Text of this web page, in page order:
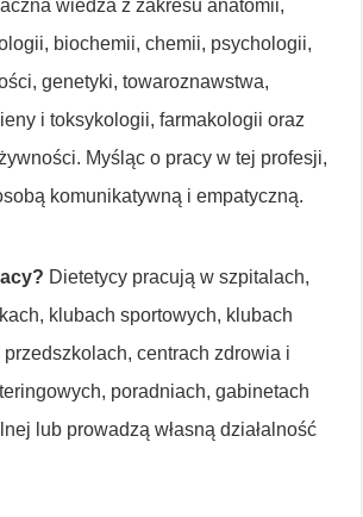
wiedza z zakresu anatomii,
biochemii, chemii, psychologii,
genetyki, towaroznawstwa,
i toksykologii, farmakologii oraz
Myśląc o pracy w tej profesji,
komunikatywną i empatyczną.
Dietetycy pracują w szpitalach,
klubach sportowych, klubach
przedszkolach, centrach zdrowia i
poradniach, gabinetach
lub prowadzą własną działalność